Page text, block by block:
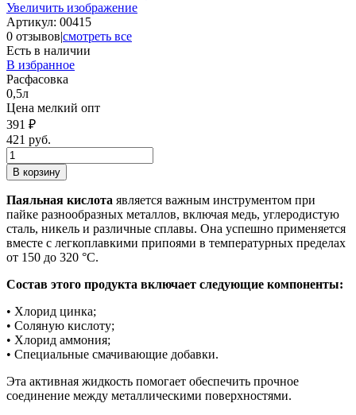
Увеличить изображение
Артикул: 00415
0 отзывов|смотреть все
Есть в наличии
В избранное
Расфасовка
0,5л
Цена мелкий опт
391 ₽
421 руб.
Паяльная кислота является важным инструментом при
пайке разнообразных металлов, включая медь, углеродистую
сталь, никель и различные сплавы. Она успешно применяется
вместе с легкоплавкими припоями в температурных пределах
от 150 до 320 °C.
Состав этого продукта включает следующие компоненты:
• Хлорид цинка;
• Соляную кислоту;
• Хлорид аммония;
• Специальные смачивающие добавки.
Эта активная жидкость помогает обеспечить прочное
соединение между металлическими поверхностями.